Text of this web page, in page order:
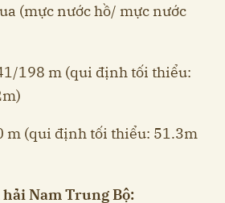
(mực nước hồ/ mực nước
198 m (qui định tối thiểu:
m (qui định tối thiểu: 51.3m
Nam Trung Bộ: